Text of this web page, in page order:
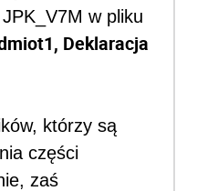
w pliku
Deklaracja
którzy są
części
zaś